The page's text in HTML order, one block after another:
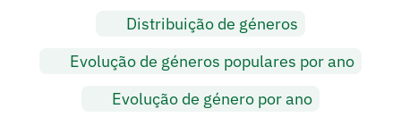
Distribuição de géneros
Evolução de géneros populares por ano
Evolução de género por ano